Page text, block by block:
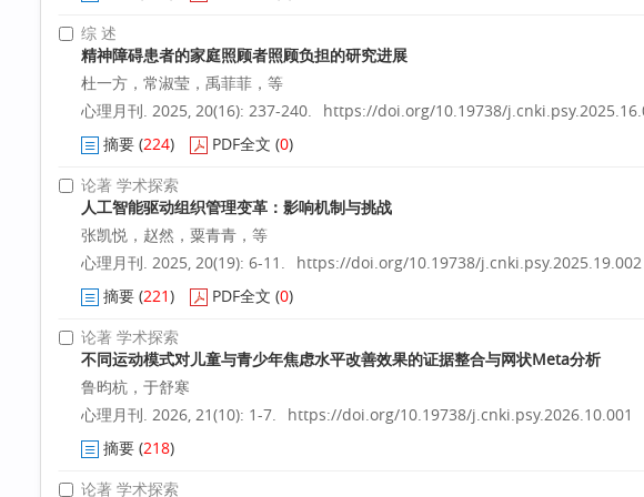
综 述
精神障碍患者的家庭照顾者照顾负担的研究进展
杜一方，常淑莹，禹菲菲，等
心理月刊. 2025, 20(16): 237-240.
https://doi.org/10.19738/
摘要 (224) PDF全文 (0)
论著 学术探索
人工智能驱动组织管理变革：影响机制与挑战
张凯悦，赵然，粟青青，等
心理月刊. 2025, 20(19): 6-11.
https://doi.org/10.19738/j.cnki.psy.2025.19.002
摘要 (221) PDF全文 (0)
论著 学术探索
不同运动模式对儿童与青少年焦虑水平改善效果的证据整合与网状Meta分析
鲁昀杭，于舒寒
心理月刊. 2026, 21(10): 1-7.
https://doi.org/10.19738/j.cnki.psy.2026.10.001
摘要 (218)
论著 学术探索